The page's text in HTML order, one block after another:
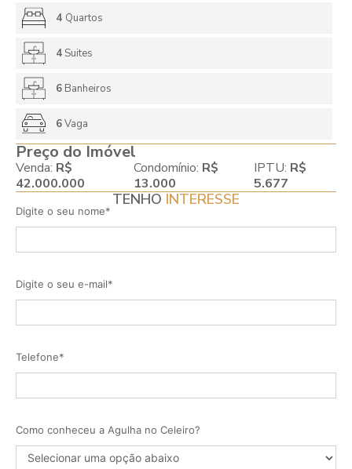
4 Quartos
4Suites
6Banheiros
6Vaga
Preço do Imóvel
Venda: R$
42.000.000
Condomínio: R$
13.000
IPTU: R$
5.677
TENHO INTERESSE
Digite o seu nome*
Digite o seu e-mail*
Telefone*
Como conheceu a Agulha no Celeiro?